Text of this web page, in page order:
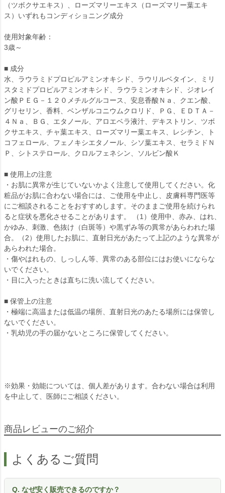
（ツボクサエキス）、ローズマリーエキス（ローズマリー葉エキ
ス）いずれもコンディショニング成分
使用対象年齢：
3歳～
■ 成分
水、ラウラミドプロピルアミンオキシド、ラウリルベタイン、ミリ
スタミドプロピルアミンオキシド、ラウラミンオキシド、ジオレイ
ン酸ＰＥＧ－１２０メチルグルコース、安息香酸Ｎａ、クエン酸、
グリセリン、香料、ベンザルコニウムクロリド、ＰＧ、ＥＤＴＡ－
４Ｎａ、ＢＧ、エタノール、アロエベラ液汁、デキストリン、ツボ
クサエキス、チャ葉エキス、ローズマリー葉エキス、レシチン、ト
コフェロール、フェノキシエタノール、シソ葉エキス、セラミドＮ
Ｐ、シトステロール、クロルフェネシン、ソルビン酸Ｋ
■ 使用上の注意
・お肌に異常が生じていないかよく注意して使用してください。化
粧品がお肌に合わない場合には、ご使用を中止し、皮膚科専門医等
にご相談されることをおすすめします。そのままご使用を続けられ
ると症状を悪化させることがあります。 （1）使用中、赤み、はれ、
かゆみ、刺激、色抜け（白斑等）や黒ずみ等の異常があらわれた場
合。（2）使用したお肌に、直射日光があたって上記のような異常が
あらわれた場合。
・傷やはれもの、しっしん等、異常のある部位にはお使いにならな
いでください。
・目に入ったときは直ちに洗い流してください。
■ 保管上の注意
・極端に高温または低温の場所、直射日光のあたる場所には保管し
ないでください。
・乳幼児の手の届かないところに保管してください。
※効果・効能については、個人差があります。合わない場合は利用
を中止して、医師にご相談ください。
商品レビューのご紹介
よくあるご質問
Q. なぜ安く販売できるのですか？